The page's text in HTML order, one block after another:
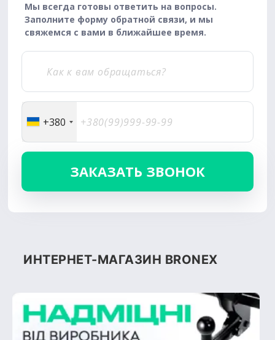
Мы всегда готовы ответить на вопросы.
Заполните форму обратной связи, и мы
свяжемся с вами в ближайшее время.
+380
ИНТЕРНЕТ-МАГАЗИН BRONEX